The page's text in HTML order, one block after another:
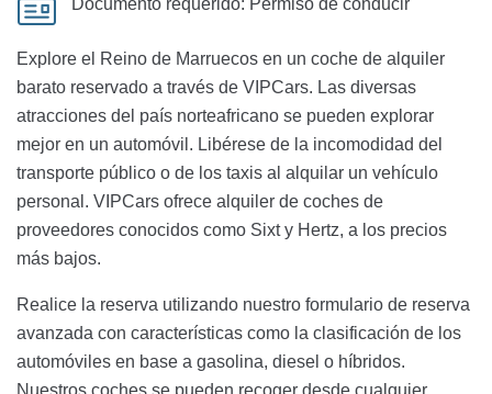
Documento requerido: Permiso de conducir
Explore el Reino de Marruecos en un coche de alquiler
barato reservado a través de VIPCars. Las diversas
atracciones del país norteafricano se pueden explorar
mejor en un automóvil. Libérese de la incomodidad del
transporte público o de los taxis al alquilar un vehículo
personal. VIPCars ofrece alquiler de coches de
proveedores conocidos como Sixt y Hertz, a los precios
más bajos.
Realice la reserva utilizando nuestro formulario de reserva
avanzada con características como la clasificación de los
automóviles en base a gasolina, diesel o híbridos.
Nuestros coches se pueden recoger desde cualquier